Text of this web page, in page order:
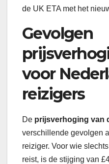
de UK ETA met het
Gevolgen
voor
reizigers
De prijsverhoging van
verschillende gevolgen
reiziger. Voor wie
reist, is de stijging van